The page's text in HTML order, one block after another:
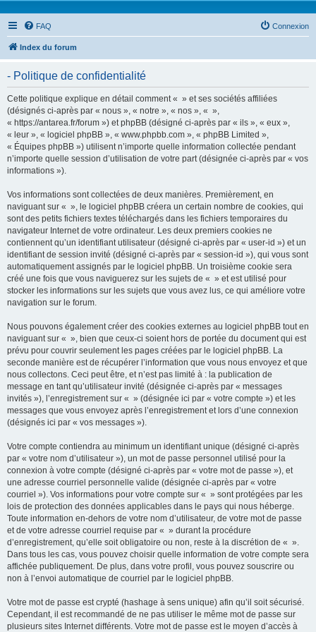
FAQ Connexion
Index du forum
- Politique de confidentialité
Cette politique explique en détail comment « » et ses sociétés affiliées
(désignés ci-après par « nous », « notre », « nos », « »,
« https://antarea.fr/forum ») et phpBB (désigné ci-après par « ils », « eux »,
« leur », « logiciel phpBB », « www.phpbb.com », « phpBB Limited »,
« Équipes phpBB ») utilisent n’importe quelle information collectée pendant
n’importe quelle session d’utilisation de votre part (désignée ci-après par « vos
informations »).
Vos informations sont collectées de deux manières. Premièrement, en
naviguant sur « », le logiciel phpBB créera un certain nombre de cookies, qui
sont des petits fichiers textes téléchargés dans les fichiers temporaires du
navigateur Internet de votre ordinateur. Les deux premiers cookies ne
contiennent qu’un identifiant utilisateur (désigné ci-après par « user-id ») et un
identifiant de session invité (désigné ci-après par « session-id »), qui vous sont
automatiquement assignés par le logiciel phpBB. Un troisième cookie sera
créé une fois que vous naviguerez sur les sujets de « » et est utilisé pour
stocker les informations sur les sujets que vous avez lus, ce qui améliore votre
navigation sur le forum.
Nous pouvons également créer des cookies externes au logiciel phpBB tout en
naviguant sur « », bien que ceux-ci soient hors de portée du document qui est
prévu pour couvrir seulement les pages créées par le logiciel phpBB. La
seconde manière est de récupérer l’information que vous nous envoyez et que
nous collectons. Ceci peut être, et n’est pas limité à : la publication de
message en tant qu’utilisateur invité (désignée ci-après par « messages
invités »), l’enregistrement sur « » (désignée ici par « votre compte ») et les
messages que vous envoyez après l’enregistrement et lors d’une connexion
(désignés ici par « vos messages »).
Votre compte contiendra au minimum un identifiant unique (désigné ci-après
par « votre nom d’utilisateur »), un mot de passe personnel utilisé pour la
connexion à votre compte (désigné ci-après par « votre mot de passe »), et
une adresse courriel personnelle valide (désignée ci-après par « votre
courriel »). Vos informations pour votre compte sur « » sont protégées par les
lois de protection des données applicables dans le pays qui nous héberge.
Toute information en-dehors de votre nom d’utilisateur, de votre mot de passe
et de votre adresse courriel requise par « » durant la procédure
d’enregistrement, qu’elle soit obligatoire ou non, reste à la discrétion de « ».
Dans tous les cas, vous pouvez choisir quelle information de votre compte sera
affichée publiquement. De plus, dans votre profil, vous pouvez souscrire ou
non à l’envoi automatique de courriel par le logiciel phpBB.
Votre mot de passe est crypté (hashage à sens unique) afin qu’il soit sécurisé.
Cependant, il est recommandé de ne pas utiliser le même mot de passe sur
plusieurs sites Internet différents. Votre mot de passe est le moyen d’accès à